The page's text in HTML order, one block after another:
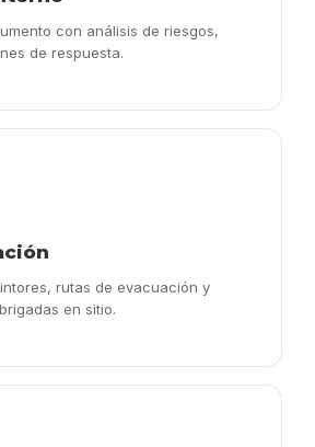
con análisis de riesgos,
de respuesta.
rutas de evacuación y
en sitio.